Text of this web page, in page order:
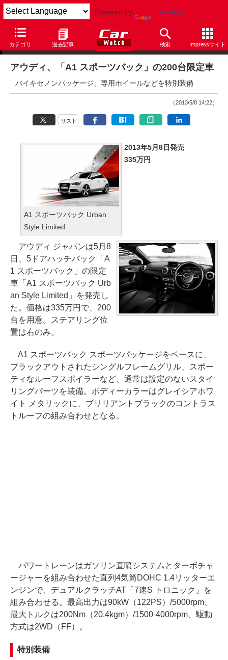
Powered by Translate
カテゴリ 過去記事 検索 Impressサイト
ニュース
アウディ、「A1 スポーツバック」の200台限定車
バイキセノンパッケージ、専用ホイールなどを特別装備
（2013/5/8 14:22）
リスト
A1 スポーツバック Urban
Style Limited
2013年5月8日発売
335万円
アウディ ジャパンは5月8
日、5ドアハッチバック「A
1 スポーツバック」の限定
車「A1 スポーツバック Urb
an Style Limited」を発売し
た。価格は335万円で、200
台を用意。ステアリング位
置は右のみ。
A1 スポーツバック スポーツパッケージをベースに、
ブラックアウトされたシングルフレームグリル、スポー
ティなルーフスポイラーなど、通常は設定のないスタイ
リングパーツを装備。ボディーカラーはグレイシアホワ
イト メタリックに、ブリリアントブラックのコントラス
トルーフの組み合わせとなる。
パワートレーンはガソリン直噴システムとターボチャ
ージャーを組み合わせた直列4気筒DOHC 1.4リッターエ
ンジンで、デュアルクラッチAT「7速S トロニック」を
組み合わせる。最高出力は90kW（122PS）/5000rpm、
最大トルクは200Nm（20.4kgm）/1500-4000rpm、駆動
方式は2WD（FF）。
特別装備